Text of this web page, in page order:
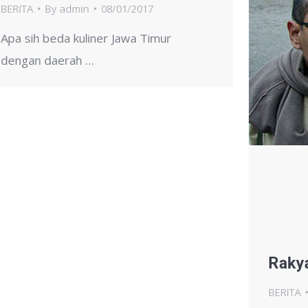
BERITA By admin 08/01/2017
Apa sih beda kuliner Jawa Timur
dengan daerah …
BERITA